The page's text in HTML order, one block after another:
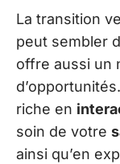
La transition
peut sembler
offre aussi un
riche en
soin de votre
ainsi qu’en